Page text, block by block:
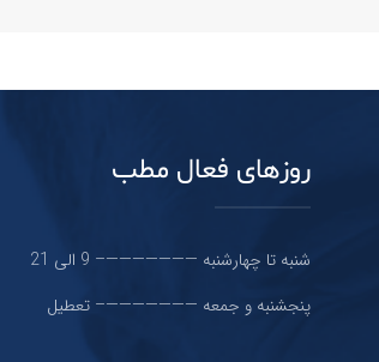
روزهای فعال مطب
شنبه تا چهارشنبه ———————– 9 الی 21
پنجشنبه و جمعه ———————– تعطیل